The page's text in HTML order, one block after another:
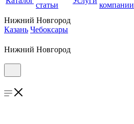
статьи
компании
Нижний Новгород
Казань Чебоксары
Нижний Новгород